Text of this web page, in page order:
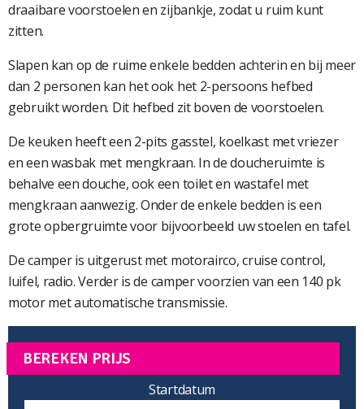
draaibare voorstoelen en zijbankje, zodat u ruim kunt
zitten.
Slapen kan op de ruime enkele bedden achterin en bij meer
dan 2 personen kan het ook het 2-persoons hefbed
gebruikt worden. Dit hefbed zit boven de voorstoelen.
De keuken heeft een 2-pits gasstel, koelkast met vriezer
en een wasbak met mengkraan. In de doucheruimte is
behalve een douche, ook een toilet en wastafel met
mengkraan aanwezig. Onder de enkele bedden is een
grote opbergruimte voor bijvoorbeeld uw stoelen en tafel.
De camper is uitgerust met motorairco, cruise control,
luifel, radio. Verder is de camper voorzien van een 140 pk
motor met automatische transmissie.
BEREKEN PRIJS
Startdatum